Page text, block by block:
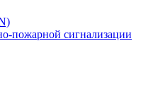
пожарной сигнализации